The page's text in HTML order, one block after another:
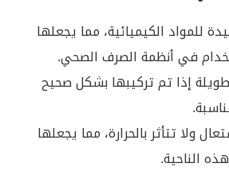
للمواد الكيميائية، مما يجعلها
في أنظمة الصرف الصحي.
إذا تم تركيبها بشكل صحيح
ولا تتأثر بالحرارة، مما يجعلها
الناحية.